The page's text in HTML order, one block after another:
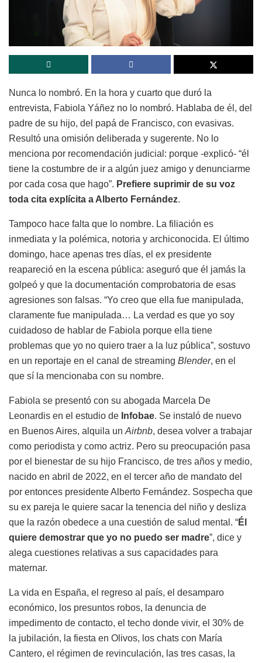
Nunca lo nombró. En la hora y cuarto que duró la
entrevista, Fabiola Yáñez no lo nombró. Hablaba de él, del
padre de su hijo, del papá de Francisco, con evasivas.
Resultó una omisión deliberada y sugerente. No lo
menciona por recomendación judicial: porque -explicó- “él
tiene la costumbre de ir a algún juez amigo y denunciarme
por cada cosa que hago”. Prefiere suprimir de su voz
toda cita explícita a Alberto Fernández.
Tampoco hace falta que lo nombre. La filiación es
inmediata y la polémica, notoria y archiconocida. El último
domingo, hace apenas tres días, el ex presidente
reapareció en la escena pública: aseguró que él jamás la
golpeó y que la documentación comprobatoria de esas
agresiones son falsas. “Yo creo que ella fue manipulada,
claramente fue manipulada… La verdad es que yo soy
cuidadoso de hablar de Fabiola porque ella tiene
problemas que yo no quiero traer a la luz pública”, sostuvo
en un reportaje en el canal de streaming Blender, en el
que sí la mencionaba con su nombre.
Fabiola se presentó con su abogada Marcela De
Leonardis en el estudio de Infobae. Se instaló de nuevo
en Buenos Aires, alquila unAirbnb, desea volver a trabajar
como periodista y como actriz. Pero su preocupación pasa
por el bienestar de su hijo Francisco, de tres años y medio,
nacido en abril de 2022, en el tercer año de mandato del
por entonces presidente Alberto Fernández. Sospecha que
su ex pareja le quiere sacar la tenencia del niño y desliza
que la razón obedece a una cuestión de salud mental. “Él
quiere demostrar que yo no puedo ser madre”, dice y
alega cuestiones relativas a sus capacidades para
maternar.
La vida en España, el regreso al país, el desamparo
económico, los presuntos robos, la denuncia de
impedimento de contacto, el techo donde vivir, el 30% de
la jubilación, la fiesta en Olivos, los chats con María
Cantero, el régimen de revinculación, las tres casas, la